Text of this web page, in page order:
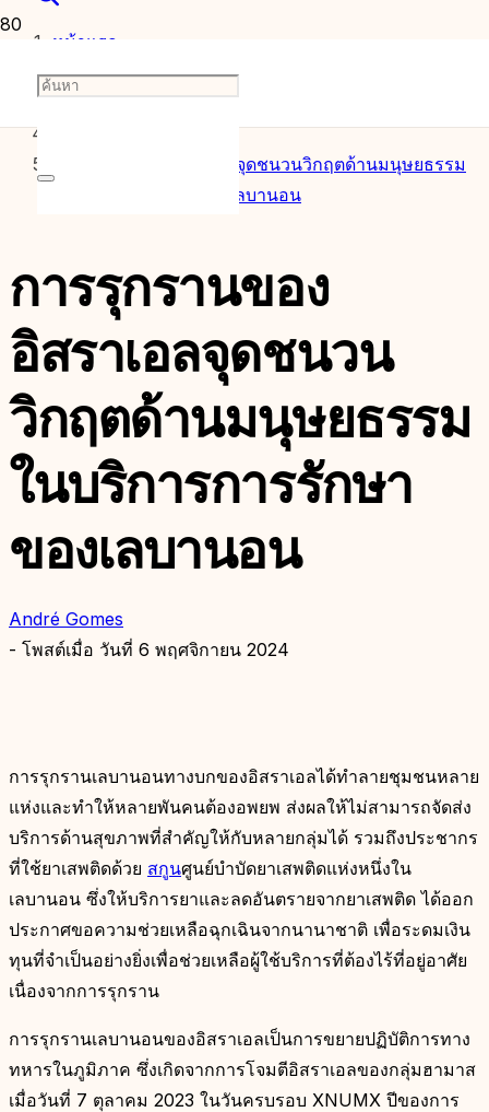
หน้าแรก
บทความ
การรุกรานของอิสราเอลจุดชนวนวิกฤตด้านมนุษยธรรม
ในบริการการรักษาของเลบานอน
การรุกรานของ
อิสราเอลจุดชนวน
วิกฤตด้านมนุษยธรรม
ในบริการการรักษา
ของเลบานอน
André Gomes
- โพสต์เมื่อ วันที่ 6 พฤศจิกายน 2024
การรุกรานเลบานอนทางบกของอิสราเอลได้ทำลายชุมชนหลาย
แห่งและทำให้หลายพันคนต้องอพยพ ส่งผลให้ไม่สามารถจัดส่ง
บริการด้านสุขภาพที่สำคัญให้กับหลายกลุ่มได้ รวมถึงประชากร
ที่ใช้ยาเสพติดด้วย สกูนศูนย์บำบัดยาเสพติดแห่งหนึ่งใน
เลบานอน ซึ่งให้บริการยาและลดอันตรายจากยาเสพติด ได้ออก
ประกาศขอความช่วยเหลือฉุกเฉินจากนานาชาติ เพื่อระดมเงิน
ทุนที่จำเป็นอย่างยิ่งเพื่อช่วยเหลือผู้ใช้บริการที่ต้องไร้ที่อยู่อาศัย
เนื่องจากการรุกราน
การรุกรานเลบานอนของอิสราเอลเป็นการขยายปฏิบัติการทาง
ทหารในภูมิภาค ซึ่งเกิดจากการโจมตีอิสราเอลของกลุ่มฮามาส
เมื่อวันที่ 7 ตุลาคม 2023 ในวันครบรอบ XNUMX ปีของการ